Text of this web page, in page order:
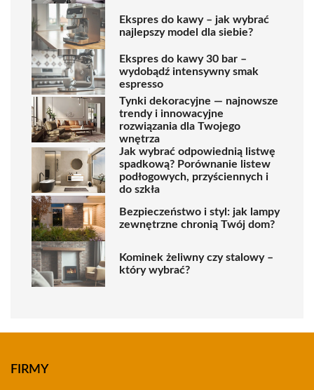
Ekspres do kawy – jak wybrać
najlepszy model dla siebie?
Ekspres do kawy 30 bar –
wydobądź intensywny smak
espresso
Tynki dekoracyjne — najnowsze
trendy i innowacyjne
rozwiązania dla Twojego
wnętrza
Jak wybrać odpowiednią listwę
spadkową? Porównanie listew
podłogowych, przyściennych i
do szkła
Bezpieczeństwo i styl: jak lampy
zewnętrzne chronią Twój dom?
Kominek żeliwny czy stalowy –
który wybrać?
FIRMY